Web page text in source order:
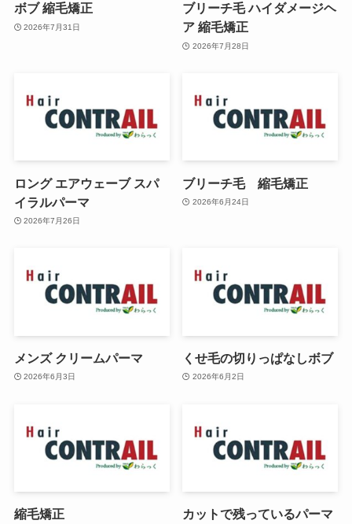
ボブ 縮毛矯正
2026年7月31日
ブリーチ毛 ハイダメージヘ
ア 縮毛矯正
2026年7月28日
ロング エアウェーブ スパ
イラルパーマ
2026年7月26日
ブリーチ毛 縮毛矯正
2026年6月24日
メンズ クリームパーマ
2026年6月3日
くせ毛の切りっぱなしボブ
2026年6月2日
縮毛矯正
カットで残っているパーマ